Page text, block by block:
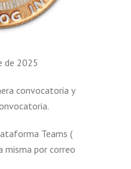
de 2025
convocatoria y
Teams (
misma por correo